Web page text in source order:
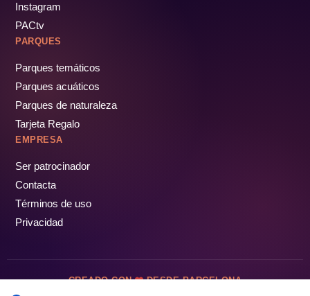
Instagram
PACtv
PARQUES
Parques temáticos
Parques acuáticos
Parques de naturaleza
Tarjeta Regalo
EMPRESA
Ser patrocinador
Contacta
Términos de uso
Privacidad
CREADO CON DESDE BARCELONA